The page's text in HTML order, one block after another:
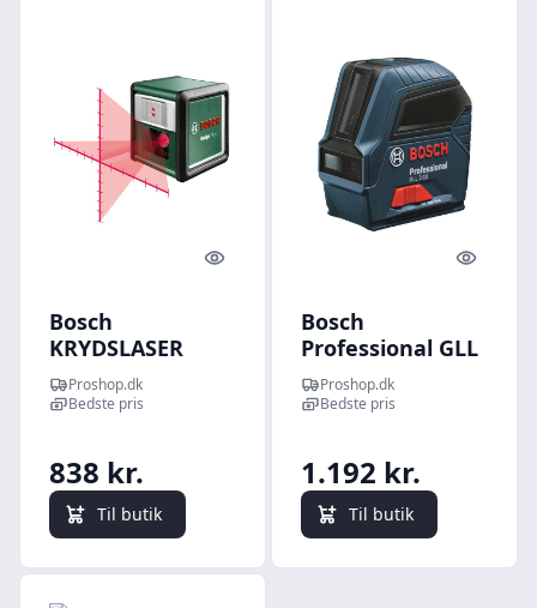
Quick look
Bosch
KRYDSLASER
QUIGO PLUS
Proshop.dk
Bedste pris
838 kr.
Til butik
Quick
Bosch
Professional GLL
2-10Proshop.dk
Bedste pris
1.192 kr.
Til butik